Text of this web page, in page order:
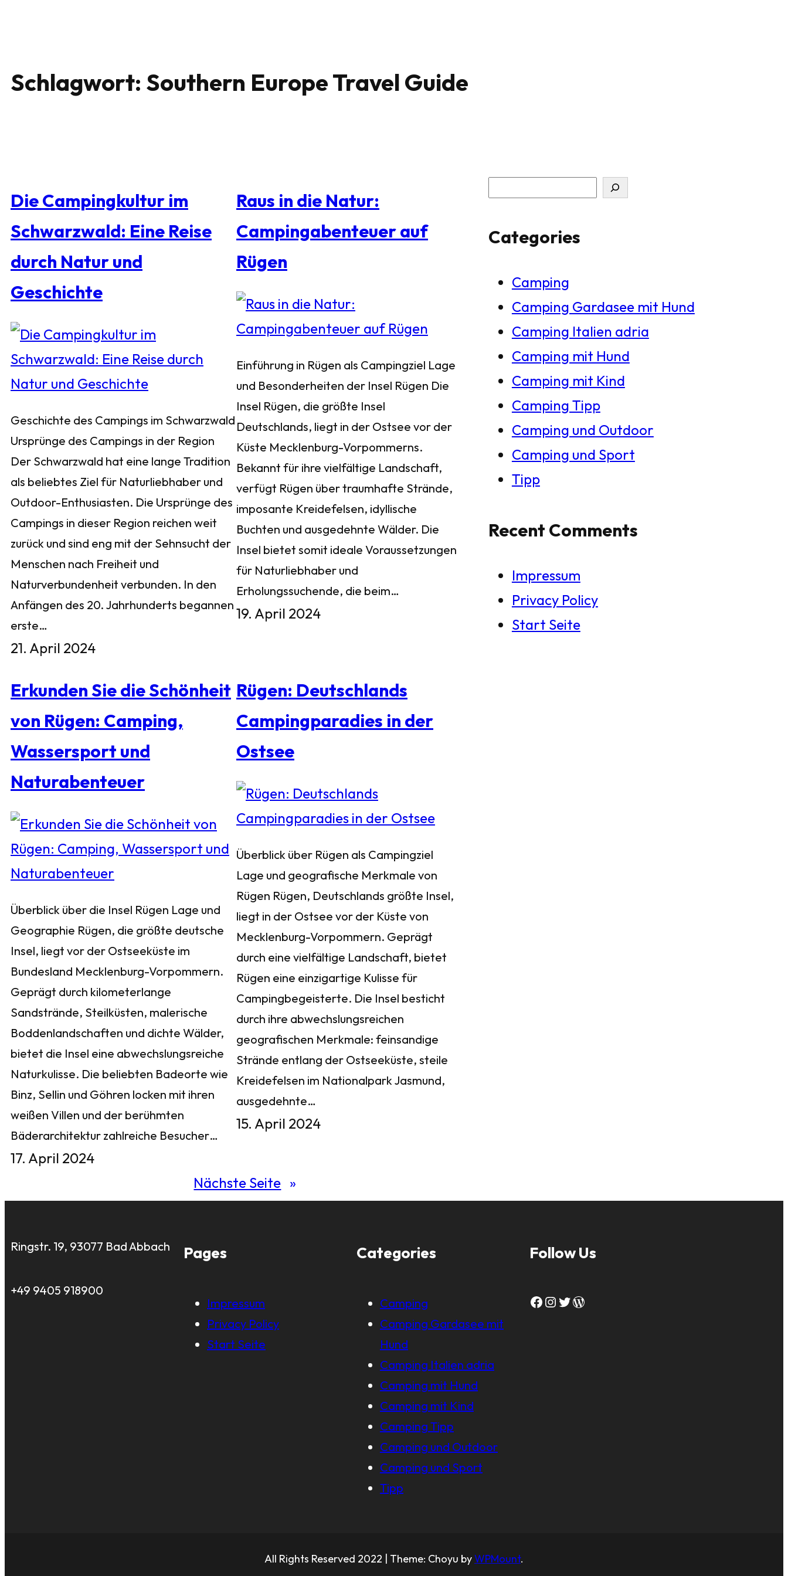
Schlagwort: Southern Europe Travel Guide
Die Campingkultur im
Schwarzwald: Eine Reise
durch Natur und
Geschichte
Geschichte des Campings im Schwarzwald
Ursprünge des Campings in der Region
Der Schwarzwald hat eine lange Tradition
als beliebtes Ziel für Naturliebhaber und
Outdoor-Enthusiasten. Die Ursprünge des
Campings in dieser Region reichen weit
zurück und sind eng mit der Sehnsucht der
Menschen nach Freiheit und
Naturverbundenheit verbunden. In den
Anfängen des 20. Jahrhunderts begannen
erste…
21. April 2024
Raus in die Natur:
Campingabenteuer auf
Rügen
Einführung in Rügen als Campingziel Lage
und Besonderheiten der Insel Rügen Die
Insel Rügen, die größte Insel
Deutschlands, liegt in der Ostsee vor der
Küste Mecklenburg-Vorpommerns.
Bekannt für ihre vielfältige Landschaft,
verfügt Rügen über traumhafte Strände,
imposante Kreidefelsen, idyllische
Buchten und ausgedehnte Wälder. Die
Insel bietet somit ideale Voraussetzungen
für Naturliebhaber und
Erholungssuchende, die beim…
19. April 2024
Erkunden Sie die Schönheit
von Rügen: Camping,
Wassersport und
Naturabenteuer
Überblick über die Insel Rügen Lage und
Geographie Rügen, die größte deutsche
Insel, liegt vor der Ostseeküste im
Bundesland Mecklenburg-Vorpommern.
Geprägt durch kilometerlange
Sandstrände, Steilküsten, malerische
Boddenlandschaften und dichte Wälder,
bietet die Insel eine abwechslungsreiche
Naturkulisse. Die beliebten Badeorte wie
Binz, Sellin und Göhren locken mit ihren
weißen Villen und der berühmten
Bäderarchitektur zahlreiche Besucher…
17. April 2024
Rügen: Deutschlands
Campingparadies in der
Ostsee
Überblick über Rügen als Campingziel
Lage und geografische Merkmale von
Rügen Rügen, Deutschlands größte Insel,
liegt in der Ostsee vor der Küste von
Mecklenburg-Vorpommern. Geprägt
durch eine vielfältige Landschaft, bietet
Rügen eine einzigartige Kulisse für
Campingbegeisterte. Die Insel besticht
durch ihre abwechslungsreichen
geografischen Merkmale: feinsandige
Strände entlang der Ostseeküste, steile
Kreidefelsen im Nationalpark Jasmund,
ausgedehnte…
15. April 2024
Nächste Seite »
c
Categories
Camping
Camping Gardasee mit Hund
Camping Italien adria
Camping mit Hund
Camping mit Kind
Camping Tipp
Camping und Outdoor
Camping und Sport
Tipp
Recent Comments
Impressum
Privacy Policy
Start Seite
Ringstr. 19, 93077 Bad Abbach
+49 9405 918900
Pages
Impressum
Privacy Policy
Start Seite
Categories
Camping
Camping Gardasee mit
Hund
Camping Italien adria
Camping mit Hund
Camping mit Kind
Camping Tipp
Camping und Outdoor
Camping und Sport
Tipp
Follow Us
Facebook Instagram Twitter WordPress
All Rights Reserved 2022 | Theme: Choyu byWPMount.